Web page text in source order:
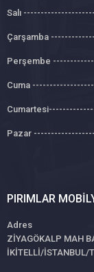
Salı
Çarşamba
Perşembe
Cuma
Pazar
PIRIMLAR
Adres
ZİYAGÖKALP MAH
İKİTELLİ/İSTANBUL/